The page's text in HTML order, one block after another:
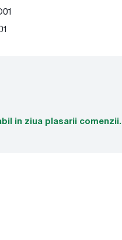
in ziua plasarii comenzii.